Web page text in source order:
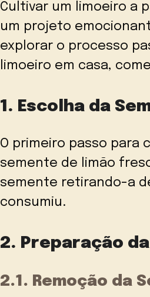
Cultivar um limoeiro a
um projeto
explorar o processo
limoeiro em casa,
1. Escolha da
O primeiro passo para
semente de limão
semente retirando-a
consumiu.
2. Preparação
2.1. Remoção da